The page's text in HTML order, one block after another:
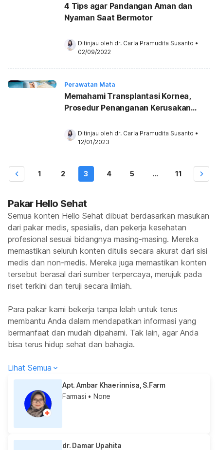
4 Tips agar Pandangan Aman dan
Nyaman Saat Bermotor
Ditinjau oleh dr. Carla Pramudita Susanto •
02/09/2022
Perawatan Mata
Memahami Transplantasi Kornea,
Prosedur Penanganan Kerusakan
Ditinjau oleh dr. Carla Pramudita Susanto •
12/01/2023
1 2 3 4 5 ... 11
Pakar Hello Sehat
Semua konten Hello Sehat dibuat berdasarkan masukan
dari pakar medis, spesialis, dan pekerja kesehatan
profesional sesuai bidangnya masing-masing. Mereka
memastikan seluruh konten ditulis secara akurat dari sisi
medis dan non-medis. Mereka juga memastikan konten
tersebut berasal dari sumber terpercaya, merujuk pada
riset terkini dan teruji secara ilmiah.
Para pakar kami bekerja tanpa lelah untuk terus
membantu Anda dalam mendapatkan informasi yang
bermanfaat dan mudah dipahami. Tak lain, agar Anda
bisa terus hidup sehat dan bahagia.
Lihat Semua
Apt. Ambar Khaerinnisa, S.Farm
Farmasi • None
dr. Damar Upahita